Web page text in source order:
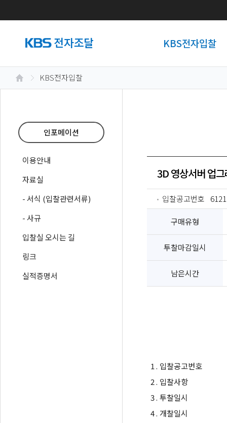
KBS전자입찰
KBS전자입찰
인포메이션
이용안내
자료실
- 서식 (입찰관련서류)
- 사규
입찰실 오시는 길
링크
실적증명서
3D 영상서버 업
입찰공고번호
구매유형
투찰마감일시
남은시간
1 . 입찰공고번호
2 . 입찰사항
3 . 투찰일시
4 . 개찰일시